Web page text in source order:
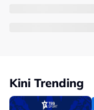
Kini Trending